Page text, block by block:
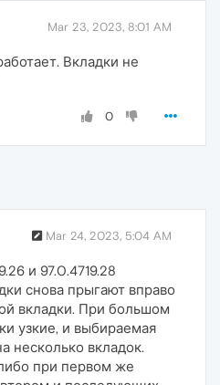
Mar 23, 2023, 8:01 AM
Вкладки не
0
Mar 24, 2023, 5:04 AM
и 97.0.4719.28
снова прыгают вправо
вкладки. При большом
узкие, и выбираемая
несколько вкладок.
при первом же